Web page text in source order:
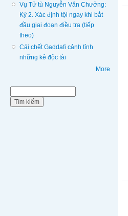
Vụ Tử tù Nguyễn Văn Chưởng:
Kỳ 2. Xác định tội ngay khi bắt
đầu giai đoạn điều tra (tiếp
theo)
Cái chết Gaddafi cảnh tỉnh
những kẻ độc tài
More